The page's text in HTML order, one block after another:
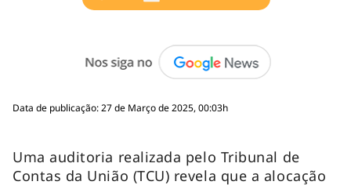
Data de publicação: 27 de Março de 2025, 00:03h
Uma auditoria realizada pelo Tribunal de
Contas da União (TCU) revela que a alocação